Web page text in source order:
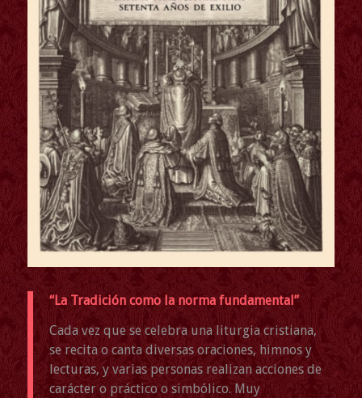
“La Tradición como la norma fundamental”
Cada vez que se celebra una liturgia cristiana,
se recita o canta diversas oraciones, himnos y
lecturas, y varias personas realizan acciones de
carácter o práctico o simbólico. Muy